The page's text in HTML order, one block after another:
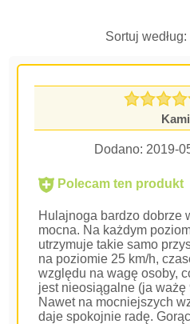
Sortuj według:
Dodano: 2019-
Polecam ten produkt
Hulajnoga bardzo dobrze
mocna. Na każdym
utrzymuje takie samo
na poziomie 25 km/h,
względu na wagę osoby,
jest nieosiągalne (ja ważę
Nawet na mocniejszych
daje spokojnie radę.